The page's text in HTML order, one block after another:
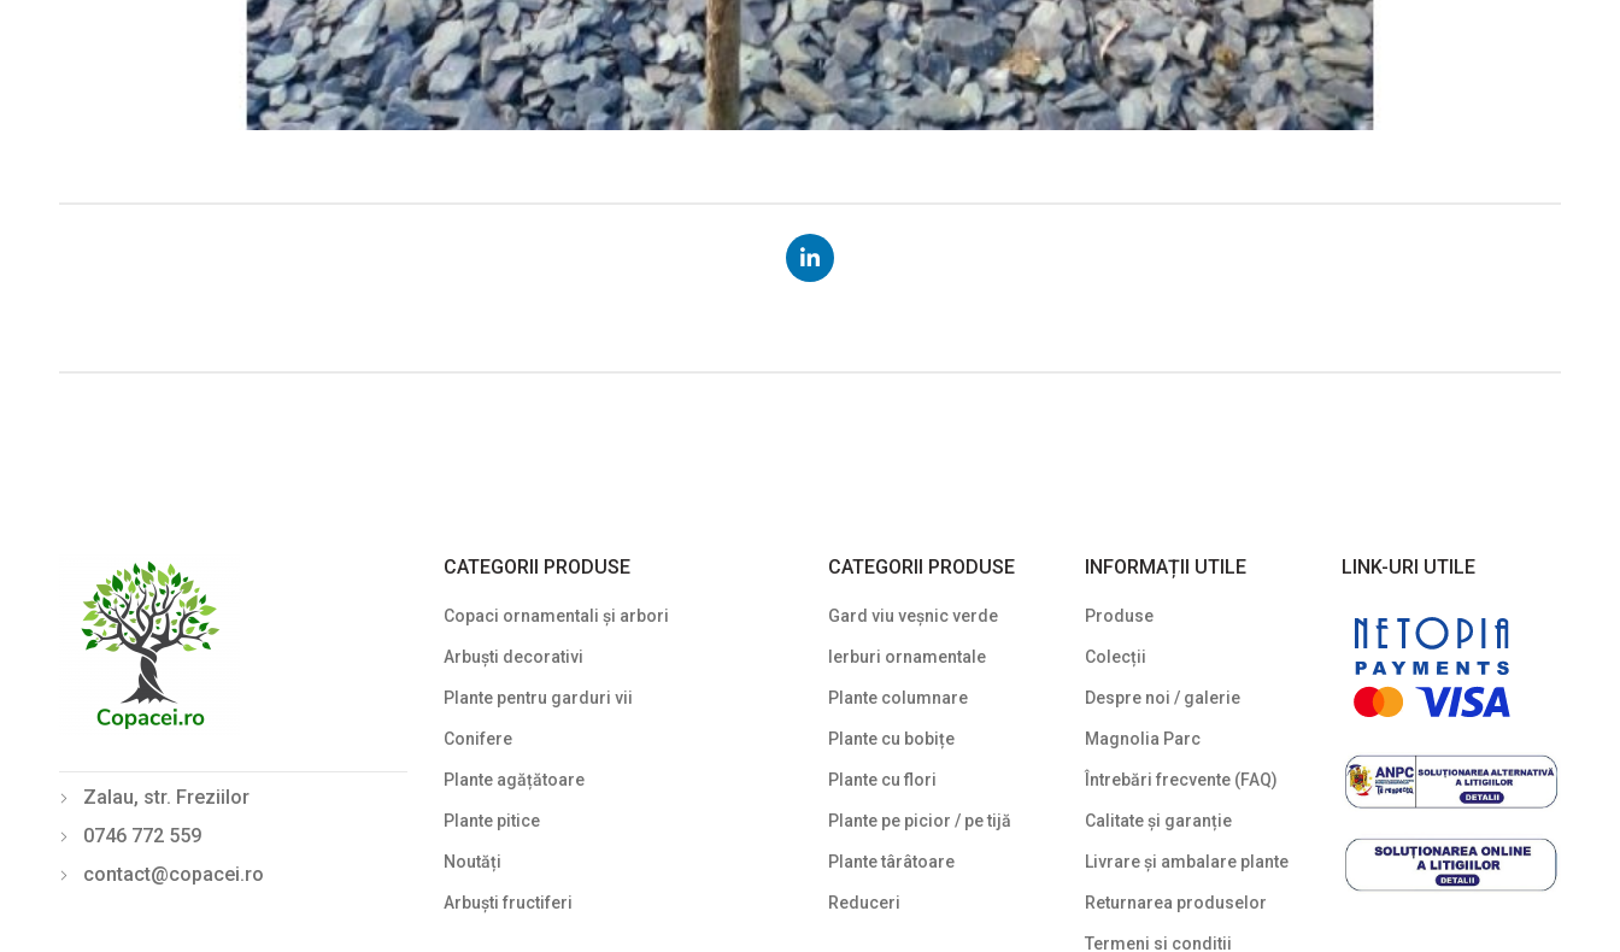
Zalau, str. Freziilor
0746 772 559
contact@copacei.ro
CATEGORII PRODUSE
Copaci ornamentali și arbori
Arbuști decorativi
Plante pentru garduri vii
Conifere
Plante agățătoare
Plante pitice
Noutăți
Arbuști fructiferi
CATEGORII PRODUSE
Gard viu veșnic verde
Ierburi ornamentale
Plante columnare
Plante cu bobițe
Plante cu flori
Plante pe picior / pe tijă
Plante târâtoare
Reduceri
INFORMAȚII UTILE
Produse
Colecții
Despre noi / galerie
Magnolia Parc
Întrebări frecvente (FAQ)
Calitate și garanție
Livrare și ambalare plante
Returnarea produselor
Termeni si conditii
LINK-URI UTILE